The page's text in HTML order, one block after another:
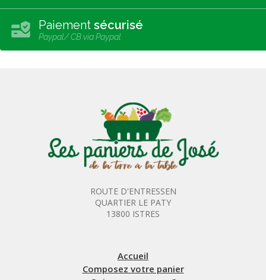
Paiement sécurisé
Paypal/ CB via Paypal
ROUTE D'ENTRESSEN
QUARTIER LE PATY
13800 ISTRES
Accueil
Composez votre panier